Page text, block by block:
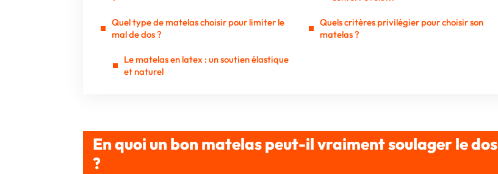
Quel type de matelas choisir pour limiter le
mal de dos ?
Le matelas en latex : un soutien élastique
et naturel
Quels critères privilégier pour choisir son
matelas ?
En quoi un bon matelas peut-il vraiment soulager le dos
?